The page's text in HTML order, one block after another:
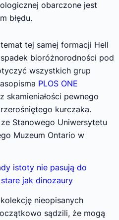
obarczone jest
błędu.
tej samej formacji Hell
bioróżnorodności pod
wszystkich grup
PLOS ONE
skamieniałości pewnego
kurczaka.
Stanowego Uniwersytetu
Muzeum Ontario w
istoty nie pasują do
jak dinozaury
nieopisanych
sądzili, że mogą